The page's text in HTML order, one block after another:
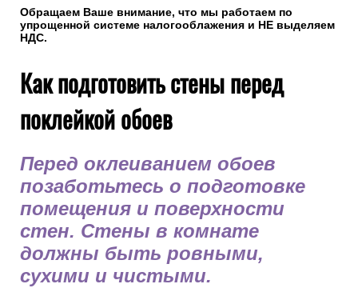
Обращаем Ваше внимание, что мы работаем по
упрощенной системе налогооблажения и НЕ выделяем
НДС.
Как подготовить стены перед
поклейкой обоев
Перед оклеиванием обоев
позаботьтесь о подготовке
помещения и поверхности
стен. Стены в комнате
должны быть ровными,
сухими и чистыми.